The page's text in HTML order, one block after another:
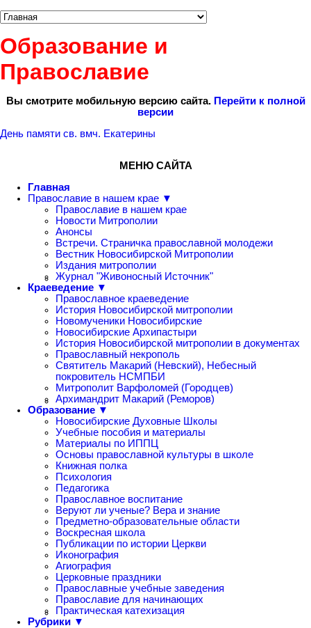
Образование и
Православие
Вы смотрите мобильную версию сайта. Перейти к полной
версии
День памяти св. вмч. Екатерины
МЕНЮ САЙТА
Главная
Православие в нашем крае ▼
Православие в нашем крае
Новости Митрополии
Анонсы
Встречи. Страничка православной молодежи
Вестник Новосибирской Митрополии
Издания митрополии
Журнал "Живоносный Источник"
Краеведение ▼
Православное краеведение
История Новосибирской митрополии
Новомученики Новосибирские
Новосибирские Архипастыри
История Новосибирской митрополии в документах
Православный некрополь
Святитель Макарий (Невский), Небесный
покровитель НСМПБИ
Митрополит Варфоломей (Городцев)
Архимандрит Макарий (Реморов)
Образование ▼
Новосибирские Духовные Школы
Учебные пособия и материалы
Материалы по ИППЦ
Основы православной культуры в школе
Книжная полка
Психология
Педагогика
Православное воспитание
Веруют ли ученые? Вера и знание
Предметно-образовательные области
Воскресная школа
Публикации по истории Церкви
Иконография
Агиография
Церковные праздники
Православные учебные заведения
Православие для начинающих
Практическая катехизация
Рубрики ▼